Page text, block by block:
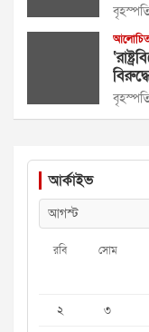
আর্কাইভ
রবি সোম
২
৩